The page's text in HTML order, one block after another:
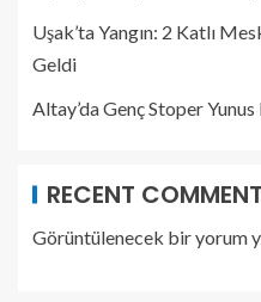
Uşak’ta Yangın: 2 Katlı
Geldi
Altay’da Genç Stoper
RECENT
Görüntülenecek bir yorum